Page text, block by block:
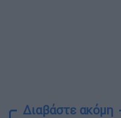
Διαβάστε ακόμη